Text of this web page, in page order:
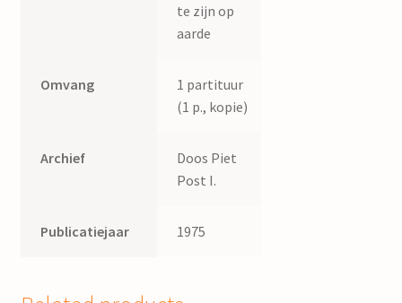
te zijn op
aarde
Omvang
1 partituur
(1 p., kopie)
Archief
Doos Piet
Post I.
Publicatiejaar 1975